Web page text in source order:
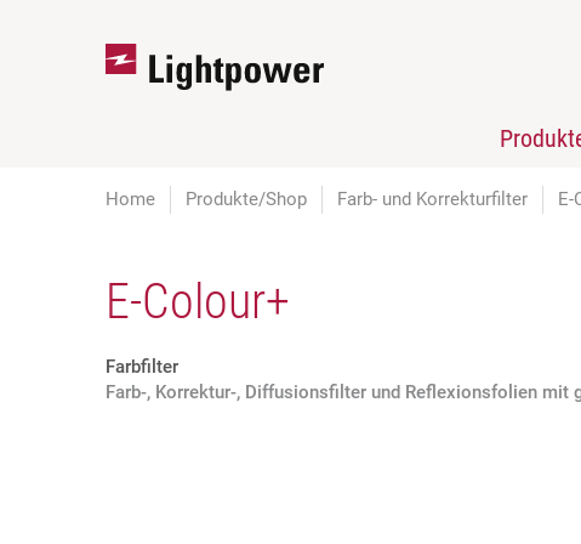
Home Produkte/Shop Farb- und Korrekturfilter E-
E-Colour+
Farbfilter
Farb-, Korrektur-, Diffusionsfilter und Reflexionsfolien mit